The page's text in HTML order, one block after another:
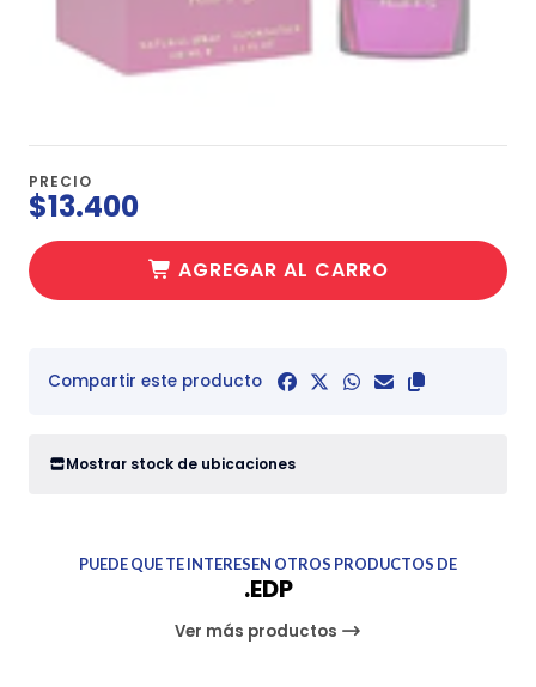
PRECIO
$13.400
AGREGAR AL CARRO
Compartir este producto
Mostrar stock de ubicaciones
PUEDE QUE TE INTERESEN OTROS PRODUCTOS DE
.EDP
Ver más productos